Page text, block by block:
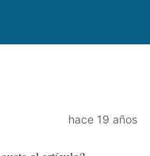
hace 19 años